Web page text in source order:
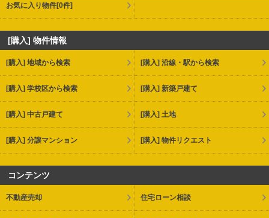
お気に入り物件[0件]
[購入] 物件情報
[購入] 地域から検索 [購入] 沿線・駅から検索
[購入] 学校区から検索 [購入] 新築戸建て
[購入] 中古戸建て [購入] 土地
[購入] 分譲マンション [購入] 物件リクエスト
コンテンツ
不動産売却 住宅ローン相談